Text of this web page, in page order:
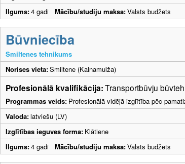
Ilgums:4 gadi Mācību/studiju maksa:Valsts budžets
Būvniecība
Smiltenes tehnikums
Norises vieta:Smiltene (Kalnamuiža)
Profesionālā kvalifikācija:Transportbūvju
Programmas veids: Profesionālā vidējā izglītība pēc
Valoda:latviešu (LV)
Izglītības ieguves forma: Klātiene
Ilgums:4 gadi Mācību/studiju maksa:Valsts budžets